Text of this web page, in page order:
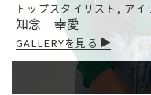
トップスタイリスト, アイ
知念 幸愛
GALLERYを見る